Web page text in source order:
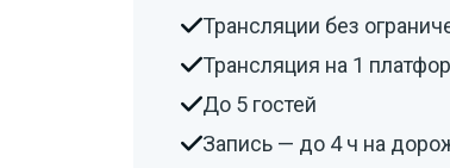
Трансляции без
Трансляция на 1
До 5 гостей
Запись — до 4 ч на